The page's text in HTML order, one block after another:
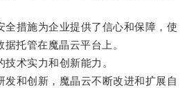
措施为企业提供了信心和保障，使
托管在魔晶云平台上。
术实力和创新能力。
和创新，魔晶云不断改进和扩展自